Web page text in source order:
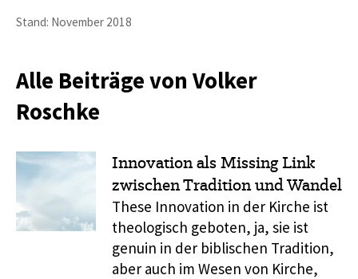
Stand: November 2018
Alle Beiträge von Volker
Roschke
Innovation als Missing Link
zwischen Tradition und Wandel
These Innovation in der Kirche ist
theologisch geboten, ja, sie ist
genuin in der biblischen Tradition,
aber auch im Wesen von Kirche,